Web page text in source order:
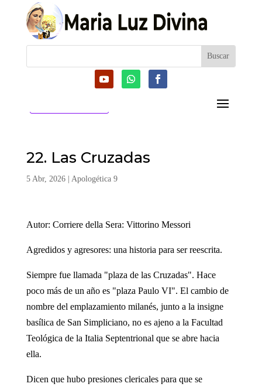
22. Las Cruzadas
5 Abr, 2026| Apologética 9
Autor: Corriere della Sera: Vittorino Messori
Agredidos y agresores: una historia para ser reescrita.
Siempre fue llamada "plaza de las Cruzadas". Hace
poco más de un año es "plaza Paulo VI". El cambio de
nombre del emplazamiento milanés, junto a la insigne
basílica de San Simpliciano, no es ajeno a la Facultad
Teológica de la Italia Septentrional que se abre hacia
ella.
Dicen que hubo presiones clericales para que se